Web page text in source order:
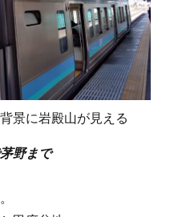
景に岩殿山が見える
野まで